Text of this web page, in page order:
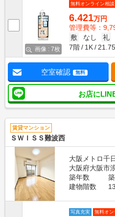
画像 : 7枚
無料オンライン相
6.421万円
管理費等：
敷
なし 礼
7階
1K
空室確認 無料
お店に
賃貸マンション
ＳＷＩＳＳ難波西
大阪メトロ千
大阪府大阪市
築年数
建物階数
写真充実 無料オ